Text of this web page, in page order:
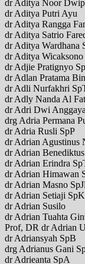
dr Aditya Noor
dr Aditya Putri Ayu
dr Aditya Rangga
dr Aditya Satrio
dr Aditya Wardhana
dr Aditya
dr Adjie Pratignyo
dr Adlan Pratama
dr Adli Nurfakhri
dr Adly Nanda Al
dr Adri Dwi
drg Adria Permana
dr Adria Rusli SpP
dr Adrian Agustinus
dr Adrian
dr Adrian Erindra
dr Adrian Himawan
dr Adrian Masno
dr Adrian Setiaji
dr Adrian Susilo
dr Adrian Tuahta
Prof, DR dr Adrian
dr Adriansyah SpB
drg Adrianus Gani
dr Adrieanta SpA